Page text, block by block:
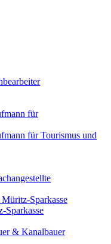
für
für Tourismus und
Sparkasse
Sparkasse
& Kanalbauer